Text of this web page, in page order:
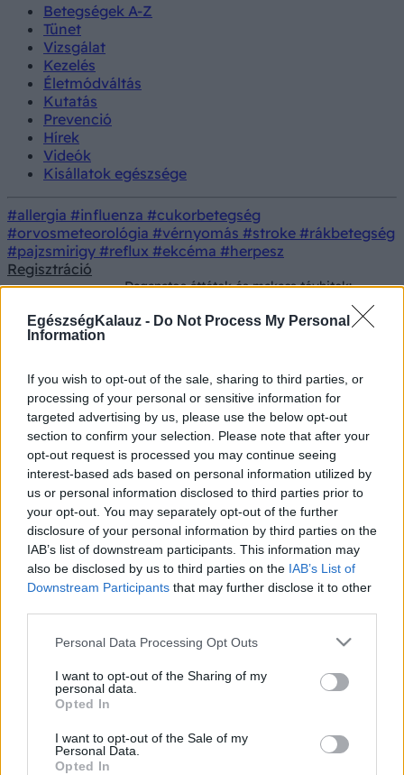
EgészségKalauz - Do Not Process My Personal
Information
If you wish to opt-out of the sale, sharing to third parties, or
processing of your personal or sensitive information for
targeted advertising by us, please use the below opt-out
section to confirm your selection. Please note that after your
opt-out request is processed you may continue seeing
interest-based ads based on personal information utilized by
us or personal information disclosed to third parties prior to
your opt-out. You may separately opt-out of the further
disclosure of your personal information by third parties on the
IAB’s list of downstream participants. This information may
also be disclosed by us to third parties on the IAB’s List of
Downstream Participants that may further disclose it to other
Please note that this website/app uses one or more Google
not limited to your visit or usage behaviour. You may click to
grant or deny consent to Google and its third-party tags to
use your data for below specified purposes in below Google
consent section.
Personal Data Processing Opt Outs
I want to opt-out of the Sharing of my
personal data.
Opted In
I want to opt-out of the Sale of my
Personal Data.
Opted In
Betegségek A-Z
Tünet
Vizsgálat
Kezelés
Életmódváltás
Kutatás
Prevenció
Hírek
Videók
Kisállatok egészsége
#allergia #influenza #cukorbetegség
#orvosmeteorológia #vérnyomás #stroke #rákbetegség
#pajzsmirigy #reflux #ekcéma #herpesz
Regisztráció
Daganatos áttétek és makacs tévhitek:
ezért ne dőljön be a „szomszédasszony”
tanácsainak!
tévhitek: ezért ne dőljön be a
„szomszédasszony” tanácsainak!